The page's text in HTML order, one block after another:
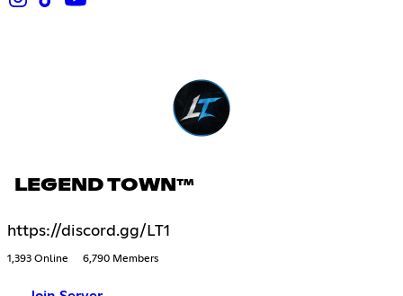
LEGEND TOWN™
https://discord.gg/LT1
1,393 Online 6,790 Members